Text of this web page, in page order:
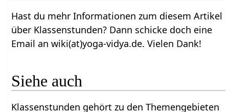
Hast du mehr Informationen zum diesem Artikel
über Klassenstunden? Dann schicke doch eine
Email an wiki(at)yoga-vidya.de. Vielen Dank!
Siehe auch
Klassenstunden gehört zu den Themengebieten